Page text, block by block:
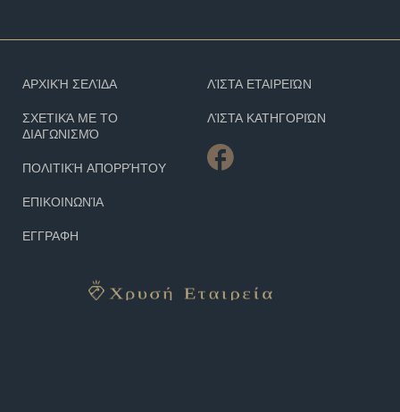
ΑΡΧΙΚΉ ΣΕΛΊΔΑ
ΣΧΕΤΙΚΆ ΜΕ ΤΟ
ΔΙΑΓΩΝΙΣΜΌ
ΠΟΛΙΤΙΚΉ ΑΠΟΡΡΉΤΟΥ
ΕΠΙΚΟΙΝΩΝΊΑ
ΕΓΓΡΑΦΗ
ΛΊΣΤΑ ΕΤΑΙΡΕΙΏΝ
ΛΊΣΤΑ ΚΑΤΗΓΟΡΙΏΝ